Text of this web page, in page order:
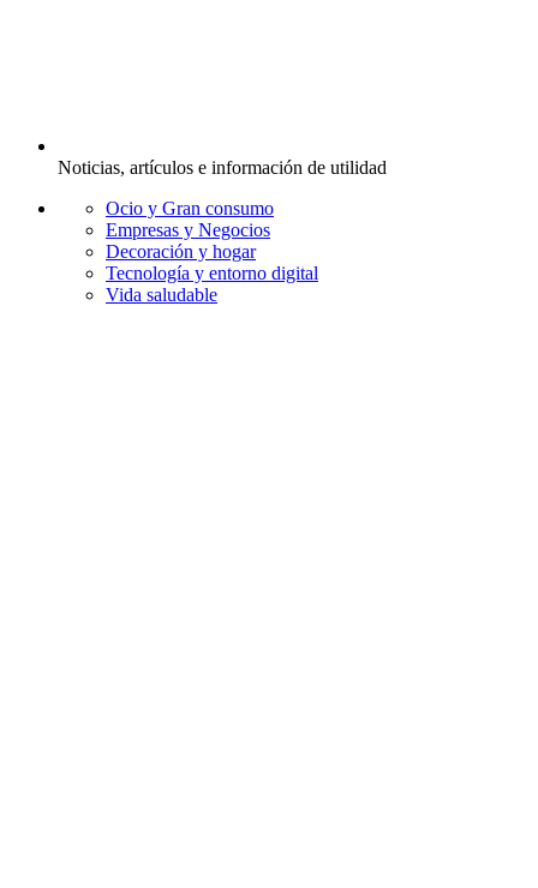
Noticias, artículos e información de utilidad
Ocio y Gran consumo
Empresas y Negocios
Decoración y hogar
Tecnología y entorno digital
Vida saludable